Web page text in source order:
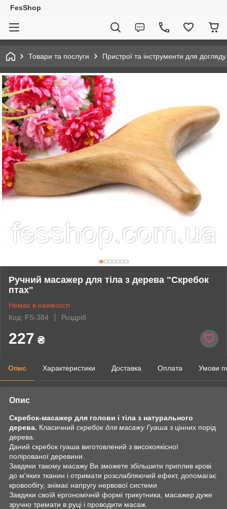
FesShop
Товари та послуги Пристрої та інструменти для
Ручний масажер для тіла з дерева "Скребок
птах"
Немає в наявності
Код: FS-384
Роздріб
227 ₴
Опис Характеристики Доставка Оплата Умови
Опис
Скребок-масажер для голови і тіла з натурального
дерева. Класичний скребок для масажу Гуаша з цінних порід
дерева.
Даний скребок гуаша виготовлений з високоякісної
полірованої деревини.
Завдяки такому масажу Ви зможете збільшити приплив крові
до м'яких тканин і отримати розслабляючий ефект, допомагає
кровообігу, знімає напругу нервової системи
Завдяки своїй ергономічній формі трикутника, масажер дуже
зручно тримати в руці і проводити масаж.